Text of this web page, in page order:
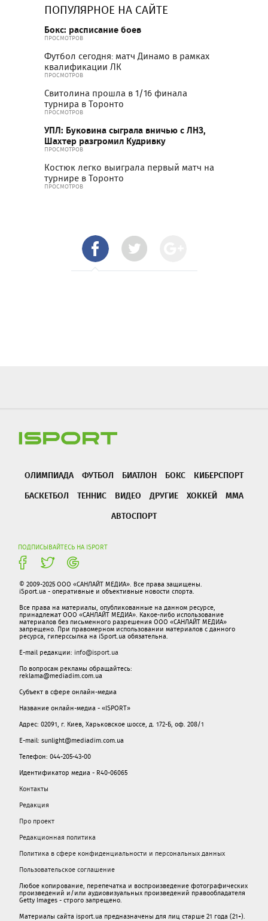
ПОПУЛЯРНОЕ НА САЙТЕ
Бокс: расписание боев
ПРОСМОТРОВ
Футбол сегодня: матч Динамо в рамках
квалификации ЛК
ПРОСМОТРОВ
Свитолина прошла в 1/16 финала
турнира в Торонто
ПРОСМОТРОВ
УПЛ: Буковина сыграла вничью с ЛНЗ,
Шахтер разгромил Кудривку
ПРОСМОТРОВ
Костюк легко выиграла первый матч на
турнире в Торонто
ПРОСМОТРОВ
ОЛИМПИАДА ФУТБОЛ БИАТЛОН БОКС
КИБЕРСПОРТ
БАСКЕТБОЛ
ТЕННИС ВИДЕО ДРУГИЕ ХОККЕЙ
ММА
АВТОСПОРТ
ПОДПИСЫВАЙТЕСЬ НА ISPORT
© 2009-2025 ООО «САНЛАЙТ МЕДИА». Все права защищены.
iSport.ua - оперативные и объективные новости спорта.
Все права на материалы, опубликованные на данном ресурсе,
принадлежат ООО «САНЛАЙТ МЕДИА». Какое-либо использование
материалов без письменного разрешения ООО «САНЛАЙТ МЕДИА»
запрещено. При правомерном использовании материалов с данного
ресурса, гиперссылка на iSport.ua обязательна.
E-mail редакции: info@isport.ua
По вопросам рекламы обращайтесь:
reklama@mediadim.com.ua
Субъект в сфере онлайн-медиа
Название онлайн-медиа - «ISPORT»
Адрес: 02091, г. Киев, Харьковское шоссе, д. 172-Б, оф. 208/1
E-mail: sunlight@mediadim.com.ua
Телефон: 044-205-43-00
Идентификатор медиа - R40-06065
Контакты
Редакция
Про проект
Редакционная политика
Политика в сфере конфиденциальности и персональных данных
Пользовательское соглашение
Любое копирование, перепечатка и воспроизведение фотографических
произведений и/или аудиовизуальных произведений правообладателя
Getty Images - строго запрещено.
Материалы сайта isport.ua предназначены для лиц старше 21 года (21+).